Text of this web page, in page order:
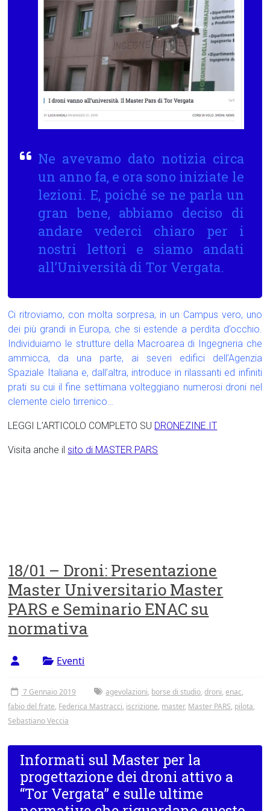
Ne avevamo dato notizia circa
un anno fa, e ora sono iniziate le
lezioni. E, poiché se ne parla un
gran bene, abbiamo deciso di
andare vederci chiaro per i
nostri lettori e siamo andati
all’Università di Tor Vergata.
Ci ritroviamo, con molta sorpresa, in un Campus vero, uno
dei più grandi in Europa, che si estende a perdita d’occhio.
Individuiamo le strutture della Macroarea di Ingegneria che
ammicca, da una parte, ai severi edifici dell’Agenzia
Spaziale Italiana e, dall’altra, introduce in rilassanti ed infiniti
prati su cui il fine settimana volteggiano numerosi droni nel
clemente cielo tirrenico…
LEGGI L’ARTICOLO COMPLETO SU DRONEZINE.IT
Visita anche ilsito di MASTER PARS
18/01 – Droni: Presentazione
Master Universitario Master
PARS e Seminario ENAC su
normativa
Eventi
7 Gennaio 2019 agevolazioni, borse di studio,droni,enac,
fabio del frate, Federica Mastracci, iscrizione, master, Master PARS, pilota,
Sebastiano Veccia
Informati sul Master per la
progettazione dei droni attivo a
“Tor Vergata” e sulle ultime